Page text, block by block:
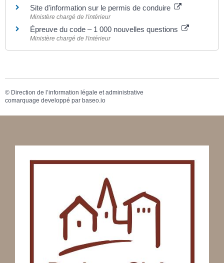
Site d'information sur le permis de conduire
Ministère chargé de l'intérieur
Épreuve du code – 1 000 nouvelles questions
Ministère chargé de l'intérieur
© Direction de l’information légale et administrative
comarquage developpé par baseo.io